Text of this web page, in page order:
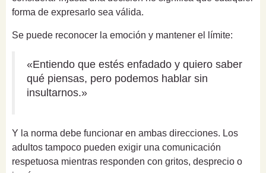
forma de expresarlo sea válida.
Se puede reconocer la emoción y mantener el límite:
«Entiendo que estés enfadado y quiero saber
qué piensas, pero podemos hablar sin
insultarnos.»
Y la norma debe funcionar en ambas direcciones. Los
adultos tampoco pueden exigir una comunicación
respetuosa mientras responden con gritos, desprecio o